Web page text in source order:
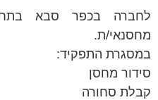
לחברה בכפר סבא
מחסנאי/ת.
במסגרת התפקיד:
סידור מחסן
קבלת סחורה